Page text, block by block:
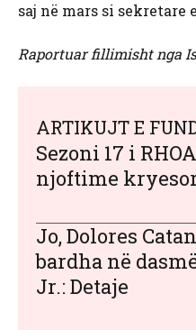
saj në mars si sekretare
Raportuar fillimisht nga
ARTIKUJT E
Sezoni 17 i
njoftime
Jo, Dolores
bardha në
Jr.: Detaje